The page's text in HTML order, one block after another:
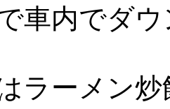
車内でダ
ラーメン